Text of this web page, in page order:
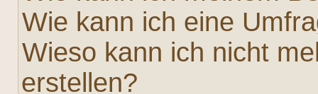
Wie kann ich eine
Wieso kann ich nicht
erstellen?